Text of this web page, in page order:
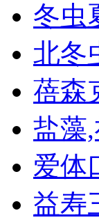
冬虫
北冬
蓓森
盐藻
爱体
益寿